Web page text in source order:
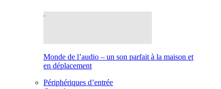
Monde de l’audio – un son parfait à la maison et
en déplacement
Périphériques d’entrée